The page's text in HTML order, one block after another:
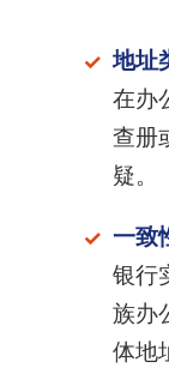
地址
在办
查册
疑。
一致
银行
族办
体地